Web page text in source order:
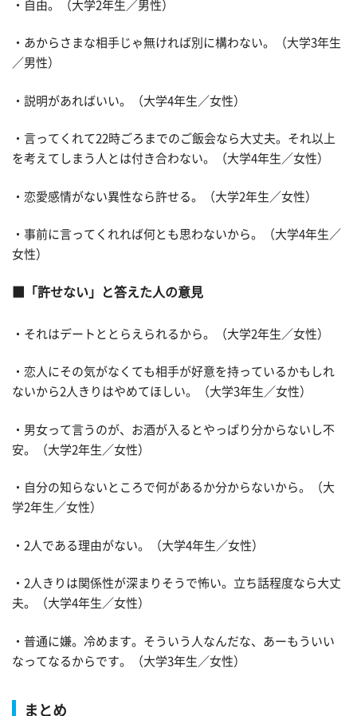
・自由。（大学2年生／男性）
・あからさまな相手じゃ無ければ別に構わない。（大学3年生
／男性）
・説明があればいい。（大学4年生／女性）
・言ってくれて22時ごろまでのご飯会なら大丈夫。それ以上
を考えてしまう人とは付き合わない。（大学4年生／女性）
・恋愛感情がない異性なら許せる。（大学2年生／女性）
・事前に言ってくれれば何とも思わないから。（大学4年生／
女性）
「許せない」と答えた人の意見
・それはデートととらえられるから。（大学2年生／女性）
・恋人にその気がなくても相手が好意を持っているかもしれ
ないから2人きりはやめてほしい。（大学3年生／女性）
・男女って言うのが、お酒が入るとやっぱり分からないし不
安。（大学2年生／女性）
・自分の知らないところで何があるか分からないから。（大
学2年生／女性）
・2人である理由がない。（大学4年生／女性）
・2人きりは関係性が深まりそうで怖い。立ち話程度なら大丈
夫。（大学4年生／女性）
・普通に嫌。冷めます。そういう人なんだな、あーもういい
なってなるからです。（大学3年生／女性）
まとめ